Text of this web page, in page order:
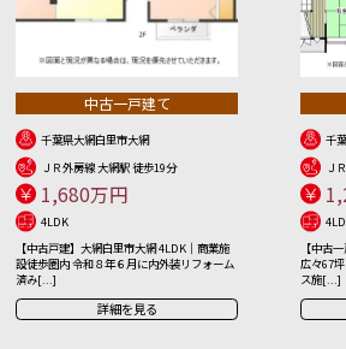
中古一戸建て
千葉県大網白里市大網
ＪＲ外房線 大網駅 徒歩19分
1,680万円
4LDK
【中古戸建】大網白里市大網 4LDK｜商業施
設徒歩圏内 令和８年６月に内外装リフォーム
済み[...]
詳細を見る
千
Ｊ
【中古
広々67
ス施[...]